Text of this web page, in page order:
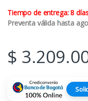
Tiempo de entrega: 8
Preventa válida hasta
$